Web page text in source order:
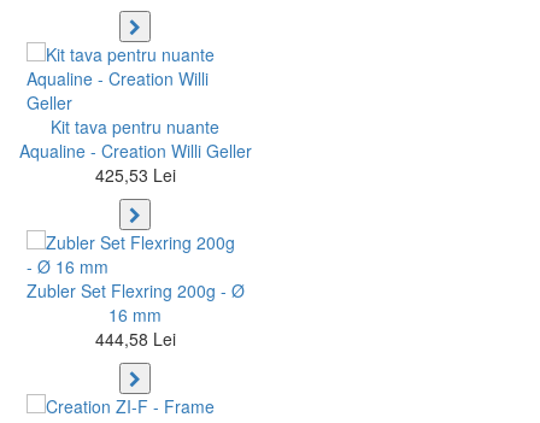
Kit tava pentru nuante
Aqualine - Creation Willi Geller
425,53 Lei
Zubler Set Flexring 200g - Ø
16 mm
444,58 Lei